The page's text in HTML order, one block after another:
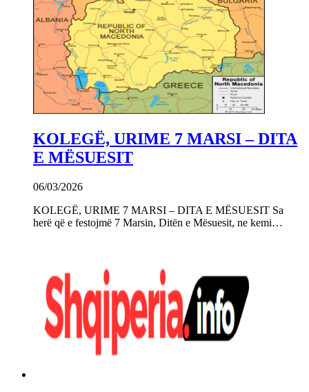
KOLEGË, URIME 7 MARSI – DITA
E MËSUESIT
06/03/2026
KOLEGË, URIME 7 MARSI – DITA E MËSUESIT Sa
herë që e festojmë 7 Marsin, Ditën e Mësuesit, ne kemi…